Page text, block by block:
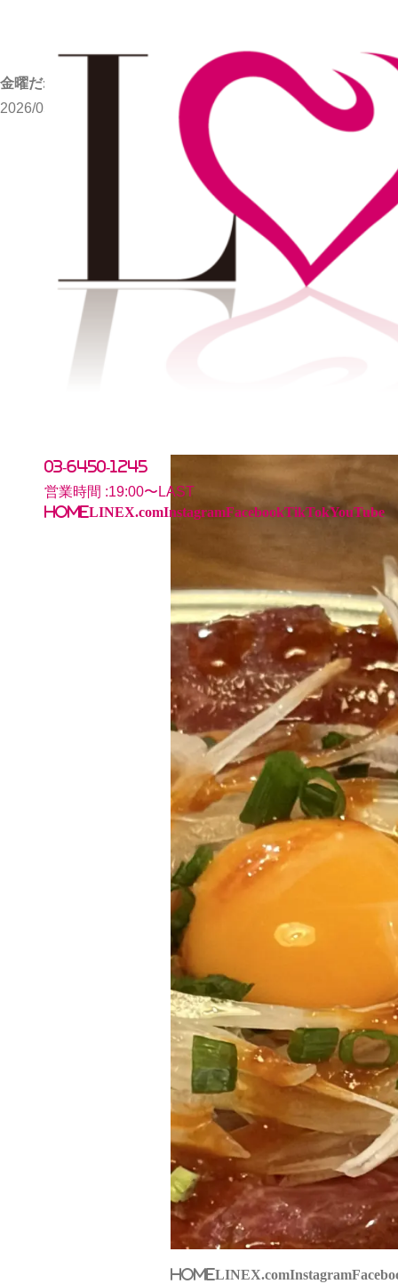
03-6450-1245
営業時間 :19:00〜LAST
HOMELINEX.comInstagramFacebookTikTokYouTube
金曜だね⣴♬
2026/05/29
写メブログ 金曜だね⣴♬
HOMELINEX.comInstagram